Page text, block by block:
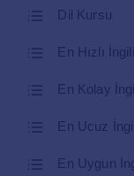
Dil Kursu
En Hızlı
En Kolay
En Ucuz
En Uygun